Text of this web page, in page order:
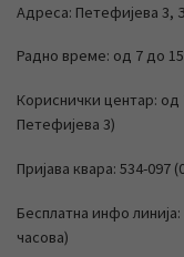
Адреса: Петефијева 3,
Радно време: од 7 до
Кориснички центар:
Петефијева 3)
Пријава квара: 534-097
Бесплатна инфо
часова)